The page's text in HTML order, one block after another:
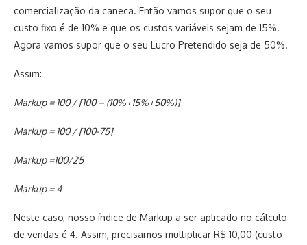
comercialização da caneca. Então vamos supor que o seu
custo fixo é de 10% e que os custos variáveis sejam de 15%.
Agora vamos supor que o seu Lucro Pretendido seja de 50%.
Assim:
Markup = 100 / [100 – (10%+15%+50%)]
Markup = 100 / [100-75]
Markup =100/25
Markup = 4
Neste caso, nosso índice de Markup a ser aplicado no cálculo
de vendas é 4. Assim, precisamos multiplicar R$ 10,00 (custo